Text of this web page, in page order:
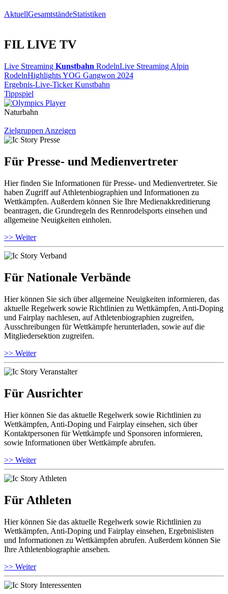
AktuellGesamtständeStatistiken
FIL LIVE TV
Live Streaming Kunstbahn RodelnLive Streaming Alpin
RodelnHighlights YOG Gangwon 2024
Ergebnis-Live-Ticker Kunstbahn
Tippspiel
Naturbahn
Zielgruppen Anzeigen
Für Presse- und Medienvertreter
Hier finden Sie Informationen für Presse- und Medienvertreter. Sie
haben Zugriff auf Athletenbiographien und Informationen zu
Wettkämpfen. Außerdem können Sie Ihre Medienakkreditierung
beantragen, die Grundregeln des Rennrodelsports einsehen und
allgemeine Neuigkeiten einholen.
>> Weiter
Für Nationale Verbände
Hier können Sie sich über allgemeine Neuigkeiten informieren, das
aktuelle Regelwerk sowie Richtlinien zu Wettkämpfen, Anti-Doping
und Fairplay nachlesen, auf Athletenbiographien zugreifen,
Ausschreibungen für Wettkämpfe herunterladen, sowie auf die
Mitgliedersektion zugreifen.
>> Weiter
Für Ausrichter
Hier können Sie das aktuelle Regelwerk sowie Richtlinien zu
Wettkämpfen, Anti-Doping und Fairplay einsehen, sich über
Kontaktpersonen für Wettkämpfe und Sponsoren informieren,
sowie Informationen über Wettkämpfe abrufen.
>> Weiter
Für Athleten
Hier können Sie das aktuelle Regelwerk sowie Richtlinien zu
Wettkämpfen, Anti-Doping und Fairplay einsehen, Ergebnislisten
und Informationen zu Wettkämpfen abrufen. Außerdem können Sie
Ihre Athletenbiographie ansehen.
>> Weiter